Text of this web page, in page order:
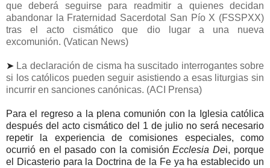
que deberá seguirse para readmitir a quienes decidan
abandonar la Fraternidad Sacerdotal San Pío X (FSSPXX)
tras el acto cismático que dio lugar a una nueva
excomunión. (Vatican News)
➤ La declaración de cisma ha suscitado interrogantes sobre
si los católicos pueden seguir asistiendo a esas liturgias sin
incurrir en sanciones canónicas. (ACI Prensa)
Para el regreso a la plena comunión con la Iglesia católica
después del acto cismático del 1 de julio no será necesario
repetir la experiencia de comisiones especiales, como
ocurrió en el pasado con la comisiónEcclesia Dei, porque
el Dicasterio para la Doctrina de la Fe ya ha establecido un